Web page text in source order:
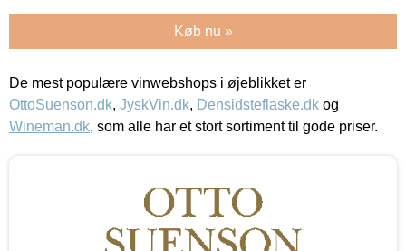
Køb nu »
De mest populære vinwebshops i øjeblikket er
OttoSuenson.dk, JyskVin.dk, Densidsteflaske.dk og
Wineman.dk, som alle har et stort sortiment til gode priser.